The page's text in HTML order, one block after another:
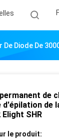
Diode De
de
d'épilation de
SHR
le produit: